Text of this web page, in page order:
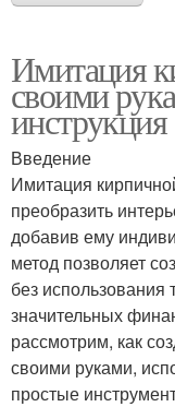
Имитация
своими
инструкция
Введение
Имитация
преобразить
добавив ему
метод позволяет
без
значительных
рассмотрим, как
своими руками,
простые